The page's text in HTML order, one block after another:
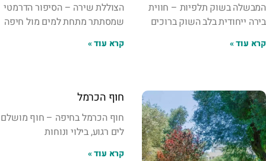
המבשלה בשוק תלפיות – חווית
בירה ייחודית בלב השוק ברוכים
קרא עוד »
הצוללת שירה – הסיפור הדרמטי
שמסתתר מתחת למים מול חיפה
קרא עוד »
חוף הכרמל
חוף הכרמל בחיפה – חוף מושלם
לים רגוע, בילוי ונוחות
קרא עוד »